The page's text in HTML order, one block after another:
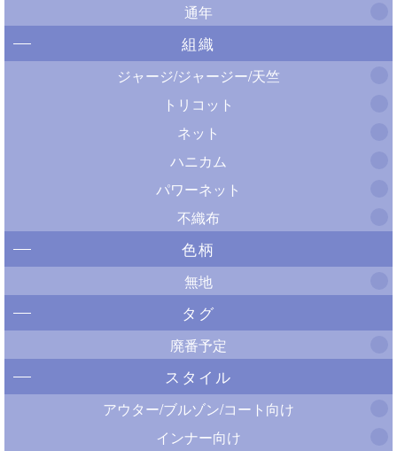
通年
組織
ジャージ/ジャージー/天竺
トリコット
ネット
ハニカム
パワーネット
不織布
色柄
無地
タグ
廃番予定
スタイル
アウター/ブルゾン/コート向け
インナー向け